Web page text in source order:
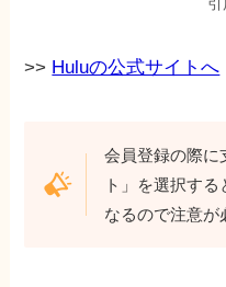
引
>> Huluの公式サイトへ
会員登録の際に
ト」を選択す
なるので注意が